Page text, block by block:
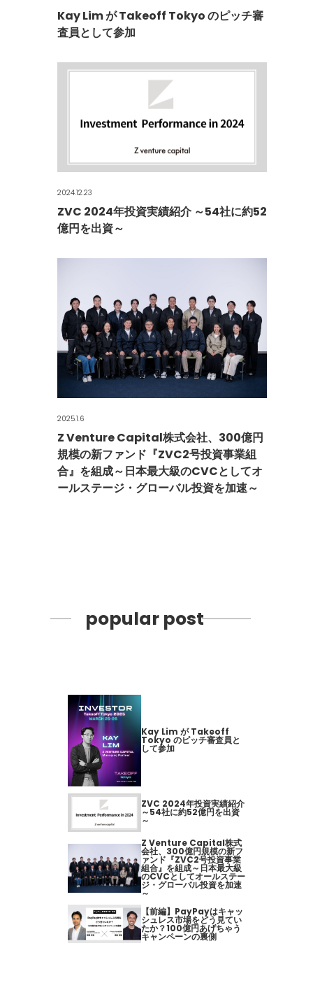
Kay Lim が Takeoff Tokyo のピッチ審
査員として参加
2024.12.23
ZVC 2024年投資実績紹介 ～54社に約52
億円を出資～
2025.1.6
Z Venture Capital株式会社、300億円
規模の新ファンド『ZVC2号投資事業組
合』を組成～日本最大級のCVCとしてオ
ールステージ・グローバル投資を加速～
popular post
Kay Lim が Takeoff
Tokyo のピッチ審査員と
して参加
ZVC 2024年投資実績紹介
～54社に約52億円を出資
～
Z Venture Capital株式
会社、300億円規模の新フ
ァンド『ZVC2号投資事業
組合』を組成～日本最大級
のCVCとしてオールステー
ジ・グローバル投資を加速
～
【前編】PayPayはキャッ
シュレス市場をどう見てい
たか？100億円あげちゃう
キャンペーンの裏側